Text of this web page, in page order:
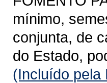
mínimo,
conjunta, de
do Estado,
(Incluído pela